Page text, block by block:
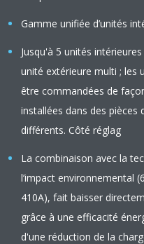
Gamme unifiée d’unités
Jusqu'à 5 unités
unité extérieure multi ; les
être commandées de
installées dans des
différents. Côté réglag
La combinaison avec la
l’impact environnemental
410A), fait baisser
grâce à une efficacité
d'une réduction de la